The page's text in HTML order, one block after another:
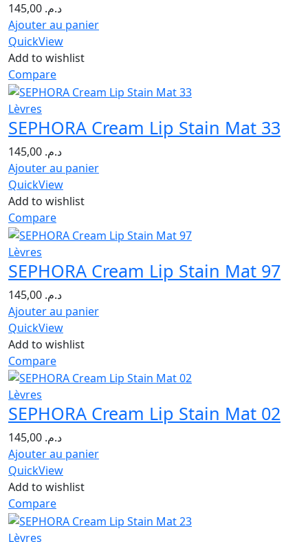
د.م.
Ajouter au panier
QuickView
Add to wishlist
Compare
Lèvres
SEPHORA Cream Lip Stain Mat 33
د.م.
Ajouter au panier
QuickView
Add to wishlist
Compare
Lèvres
SEPHORA Cream Lip Stain Mat 97
د.م.
Ajouter au panier
QuickView
Add to wishlist
Compare
Lèvres
SEPHORA Cream Lip Stain Mat 02
د.م.
Ajouter au panier
QuickView
Add to wishlist
Compare
Lèvres